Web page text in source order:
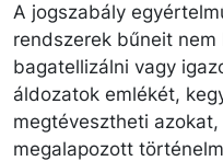
A jogszabály
rendszerek bűneit
bagatellizálni vagy
áldozatok emlékét,
megtévesztheti
megalapozott